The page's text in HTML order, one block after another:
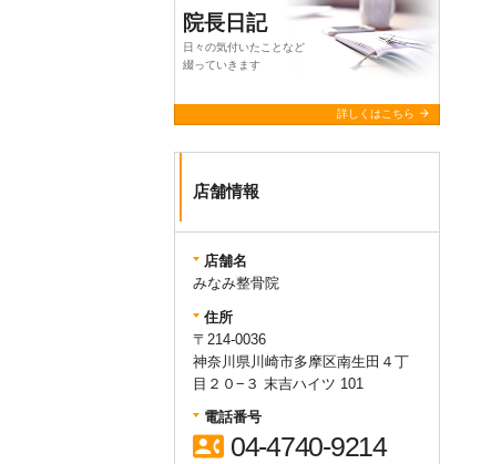
院長日記
日々の気付いたことなど
綴っていきます
詳しくはこちら arrow_forward
店舗情報
店舗名
みなみ整骨院
住所
〒214-0036
神奈川県川崎市多摩区南生田４丁
目２０−３ 末吉ハイツ 101
電話番号
contact_phone 04-4740-9214